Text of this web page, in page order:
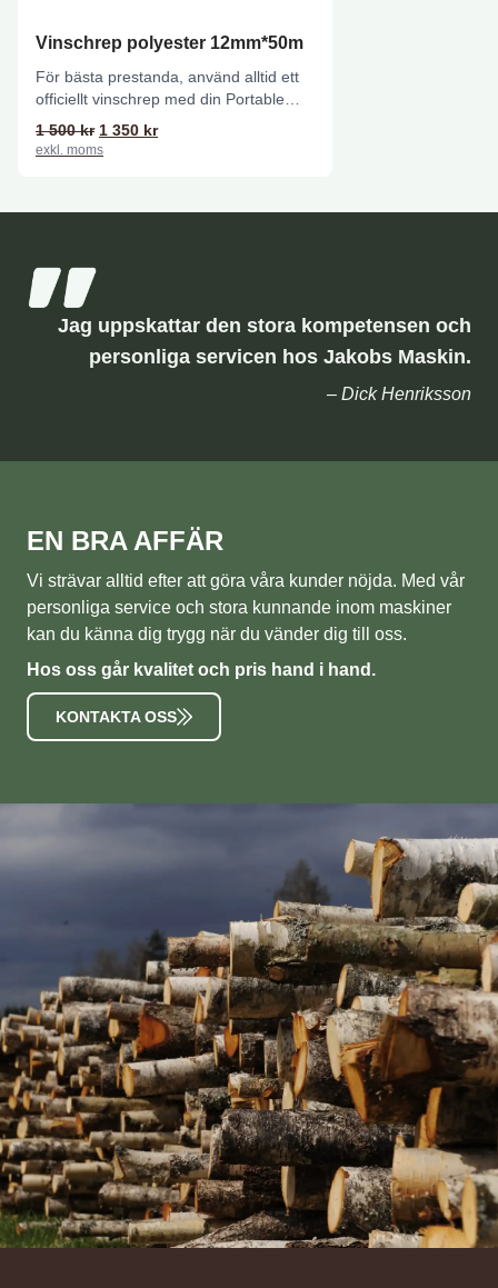
Vinschrep polyester 12mm*50m
För bästa prestanda, använd alltid ett
officiellt vinschrep med din Portable
Winch-vinsch. Den dubbelflätade
konstruktionen...
1 500kr Det ursprungliga priset var: 1 500 kr.
1 350 krDet nuvarande priset är: 1 350 kr.
exkl. moms
Jag uppskattar den stora kompetensen och
personliga servicen hos Jakobs Maskin.
– Dick Henriksson
EN BRA AFFÄR
Vi strävar alltid efter att göra våra kunder nöjda. Med vår
personliga service och stora kunnande inom maskiner
kan du känna dig trygg när du vänder dig till oss.
Hos oss går kvalitet och pris hand i hand.
KONTAKTA OSS